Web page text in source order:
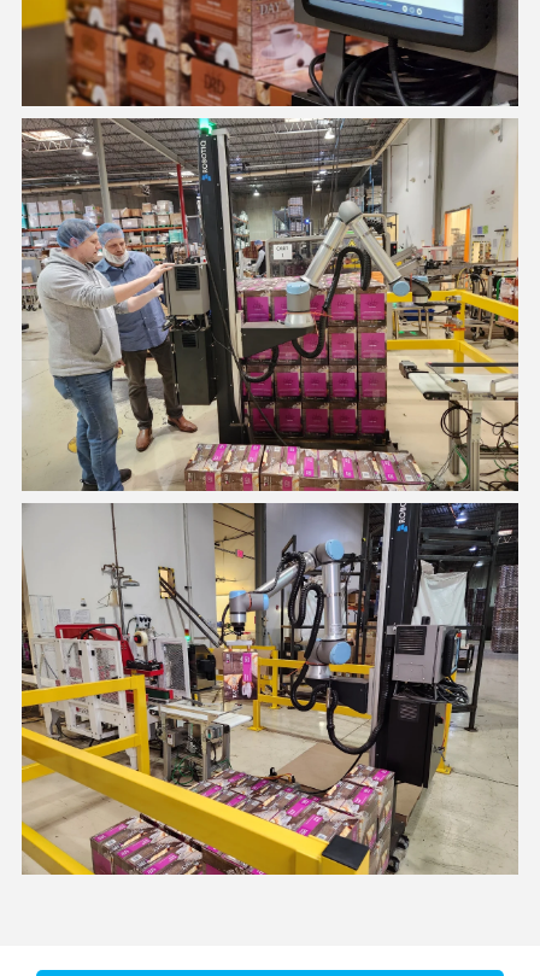
パレタイジング・ソリューション